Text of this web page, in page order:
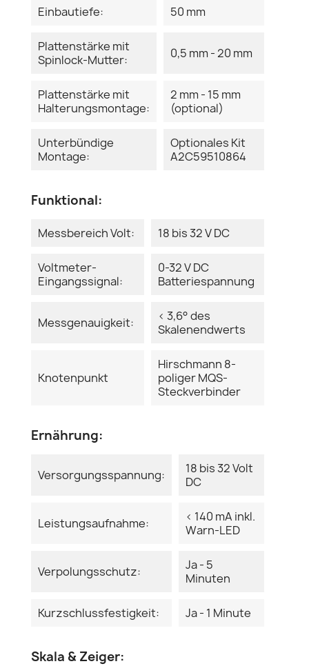
Einbautiefe: 50 mm
Plattenstärke mit
Spinlock-Mutter:
0,5 mm - 20 mm
Plattenstärke mit
Halterungsmontage:
2 mm - 15 mm
(optional)
Unterbündige
Montage:
Optionales Kit
A2C59510864
Funktional:
Messbereich Volt: 18 bis 32 V DC
Voltmeter-
Eingangssignal:
0-32 V DC
Batteriespannung
Messgenauigkeit:
< 3,6° des
Skalenendwerts
Knotenpunkt
Hirschmann 8-
poliger MQS-
Steckverbinder
Ernährung:
Versorgungsspannung:
18 bis 32 Volt
DC
Leistungsaufnahme:
< 140 mA inkl.
Warn-LED
Verpolungsschutz:
Ja - 5
Minuten
Kurzschlussfestigkeit: Ja - 1 Minute
Skala & Zeiger: